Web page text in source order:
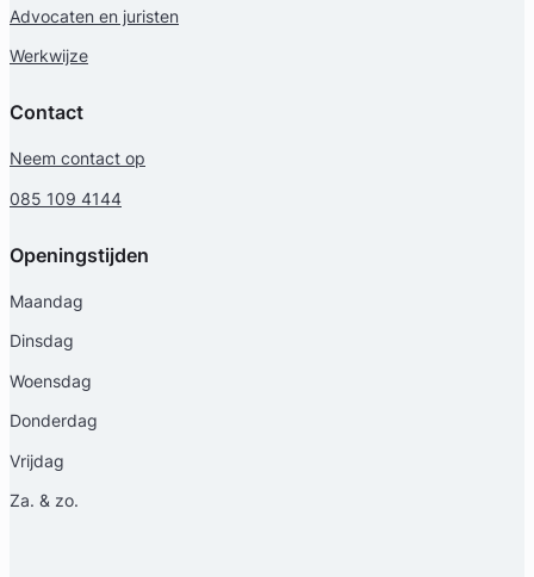
Advocaten en juristen
Werkwijze
Contact
Neem contact op
085 109 4144
Openingstijden
Maandag
Dinsdag
Woensdag
Donderdag
Vrijdag
Za. & zo.